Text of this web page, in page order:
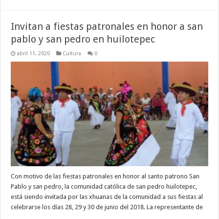
Invitan a fiestas patronales en honor a san
pablo y san pedro en huilotepec
abril 11, 2020 Cultura 0
Con motivo de las fiestas patronales en honor al santo patrono San
Pablo y san pedro, la comunidad católica de san pedro huilotepec,
está siendo invitada por las xhuanas de la comunidad a sus fiestas al
celebrarse los días 28, 29 y 30 de junio del 2018. La representante de
…